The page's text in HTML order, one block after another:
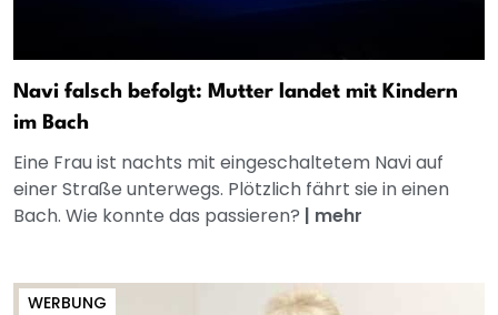
Navi falsch befolgt: Mutter landet mit Kindern
im Bach
Eine Frau ist nachts mit eingeschaltetem Navi auf
einer Straße unterwegs. Plötzlich fährt sie in einen
Bach. Wie konnte das passieren? | mehr
WERBUNG